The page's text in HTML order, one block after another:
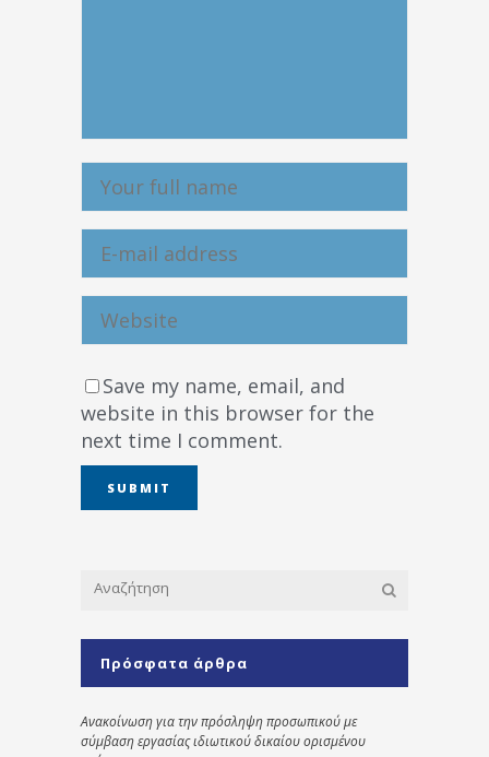
Save my name, email, and
website in this browser for the
next time I comment.
Πρόσφατα άρθρα
Ανακοίνωση για την πρόσληψη προσωπικού με
σύμβαση εργασίας ιδιωτικού δικαίου ορισμένου